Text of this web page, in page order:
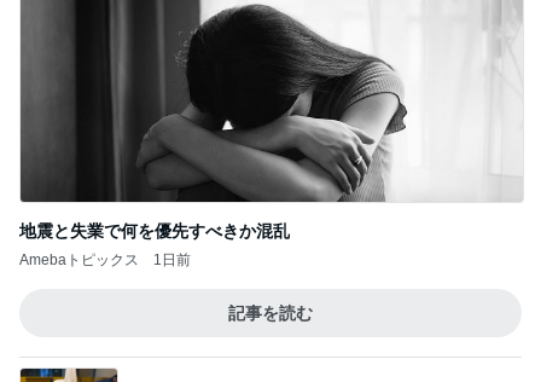
地震と失業で何を優先すべきか混乱
Amebaトピックス 1日前
記事を読む